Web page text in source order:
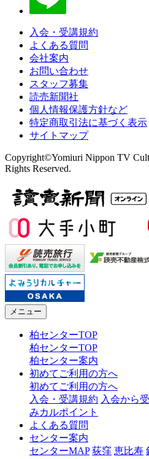
入会・受講規約
よくある質問
会社案内
お問い合わせ
スタッフ募集
読売新聞社
個人情報保護方針など
特定商取引法に基づく表示
サイトマップ
Copyright©Yomiuri Nippon TV
Rights Reserved.
メニュー
柏センターTOP
柏センターTOP
柏センター案内
初めてご利用の方へ
初めてご利用の方へ
入会・受講規約 入会から
みカルポイント
よくある質問
センター案内
センターMAP 荻窪 恵比寿